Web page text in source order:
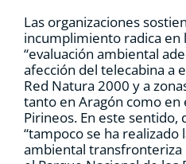
Las organizaciones
incumplimiento radica en
“evaluación ambiental
afección del telecabina a
Red Natura 2000 y a
tanto en Aragón como en
Pirineos. En este sentido,
“tampoco se ha realizado
ambiental transfronteriza